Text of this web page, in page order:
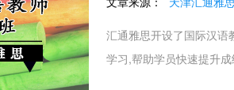
汇通雅思开设了国际汉语
学习,帮助学员快速提升